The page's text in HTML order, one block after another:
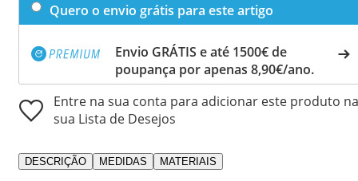
Quero o envio grátis para este artigo
Envio GRÁTIS e até 1500€ de
poupança por apenas 8,90€/ano.
Entre na sua conta para adicionar este produto na
sua Lista de Desejos
DESCRIÇÃO MEDIDAS MATERIAIS